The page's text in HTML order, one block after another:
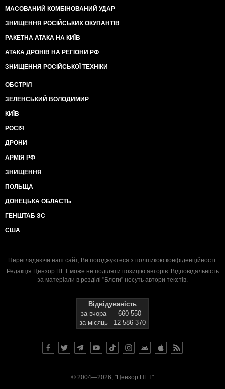
МАСОВАНИЙ КОМБІНОВАНИЙ УДАР
ЗНИЩЕННЯ РОСІЙСЬКИХ ОКУПАНТІВ
РАКЕТНА АТАКА НА КИЇВ
АТАКА ДРОНІВ НА РЕГІОНИ РФ
ЗНИЩЕННЯ РОСІЙСЬКОЇ ТЕХНІКИ
ОБСТРІЛ
ЗЕЛЕНСЬКИЙ ВОЛОДИМИР
КИЇВ
РОСІЯ
ДРОНИ
АРМІЯ РФ
ЗНИЩЕННЯ
ПОЛЬЩА
ДОНЕЦЬКА ОБЛАСТЬ
ГЕНШТАБ ЗС
США
Переглядаючи наш сайт, Ви погоджуєтеся з політикою конфіденційності.
Редакція Цензор.НЕТ може не поділяти позицію авторів. Відповідальність
за матеріали в розділі "Блоги" несуть автори текстів.
Відвідуваність
за вчора
660 550
за місяць
12 586 370
© 2004—2026, "Цензор.НЕТ"